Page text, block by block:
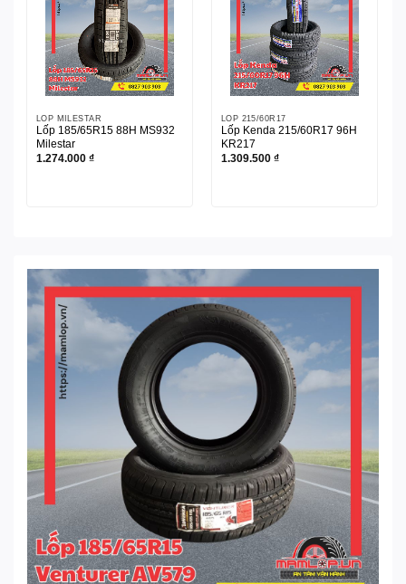
LỐP MILESTAR
Lốp 185/65R15 88H MS932
Milestar
1.274.000 ₫
LỐP 215/60R17
Lốp Kenda 215/60R17 96H
KR217
1.309.500 ₫